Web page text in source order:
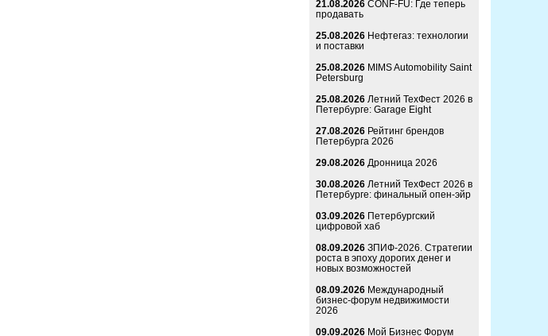
21.08.2026 CONF-FU: Где теперь
продавать
25.08.2026 Нефтегаз: технологии
и поставки
25.08.2026 MIMS Automobility Saint
Petersburg
25.08.2026 Летний ТехФест 2026 в
Петербурге: Garage Eight
27.08.2026 Рейтинг брендов
Петербурга 2026
29.08.2026 Дронница 2026
30.08.2026 Летний ТехФест 2026 в
Петербурге: финальный опен-эйр
03.09.2026 Петербургский
цифровой хаб
08.09.2026 ЗПИФ-2026. Стратегии
роста в эпоху дорогих денег и
новых возможностей
08.09.2026 Международный
бизнес-форум недвижимости
2026
09.09.2026 Мой Бизнес Форум